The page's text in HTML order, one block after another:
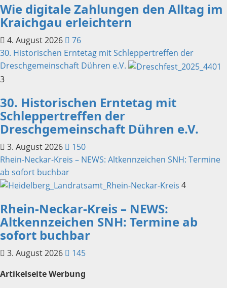
Wie digitale Zahlungen den Alltag im
Kraichgau erleichtern
4. August 2026
76
30. Historischen Erntetag mit Schleppertreffen der
Dreschgemeinschaft Dühren e.V.
3
30. Historischen Erntetag mit
Schleppertreffen der
Dreschgemeinschaft Dühren e.V.
3. August 2026
150
Rhein-Neckar-Kreis – NEWS: Altkennzeichen SNH: Termine
ab sofort buchbar
4
Rhein-Neckar-Kreis – NEWS:
Altkennzeichen SNH: Termine ab
sofort buchbar
3. August 2026
145
Artikelseite Werbung